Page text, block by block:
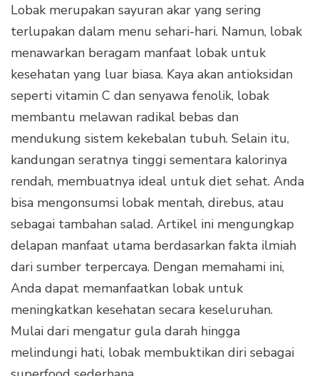
Lobak merupakan sayuran akar yang sering
terlupakan dalam menu sehari-hari. Namun, lobak
menawarkan beragam manfaat lobak untuk
kesehatan yang luar biasa. Kaya akan antioksidan
seperti vitamin C dan senyawa fenolik, lobak
membantu melawan radikal bebas dan
mendukung sistem kekebalan tubuh. Selain itu,
kandungan seratnya tinggi sementara kalorinya
rendah, membuatnya ideal untuk diet sehat. Anda
bisa mengonsumsi lobak mentah, direbus, atau
sebagai tambahan salad. Artikel ini mengungkap
delapan manfaat utama berdasarkan fakta ilmiah
dari sumber terpercaya. Dengan memahami ini,
Anda dapat memanfaatkan lobak untuk
meningkatkan kesehatan secara keseluruhan.
Mulai dari mengatur gula darah hingga
melindungi hati, lobak membuktikan diri sebagai